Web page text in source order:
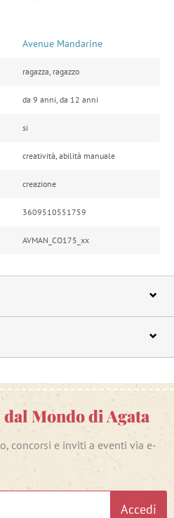
Avenue Mandarine
ragazza, ragazzo
da 9 anni, da 12 anni
si
creatività, abilità manuale
creazione
3609510551759
AVMAN_CO175_xx
Mondo di Agata
concorsi e inviti a eventi via e-
Accedi